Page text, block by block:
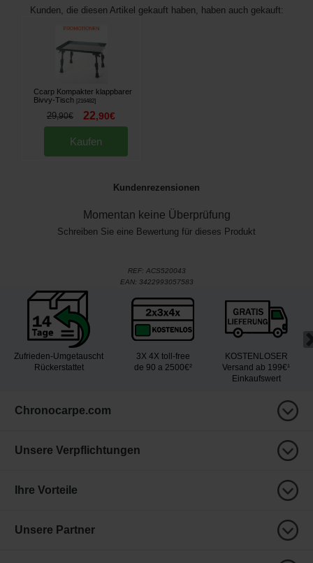
Kunden, die diesen Artikel gekauft haben, haben auch gekauft:
Ccarp Kompakter klappbarer
Bivvy-Tisch [216482]
29,90€ 22,90€
Kaufen
Kundenrezensionen
Momentan keine Überprüfung
Schreiben Sie eine Bewertung für dieses Produkt
REF: ACS520043
EAN: 3422993057583
Zufrieden-Umgetauscht
Rückerstattet
3X 4X toll-free
de 90 a 2500€²
KOSTENLOSER
Versand ab 199€¹
Einkaufswert
Chronocarpe.com
Unsere Verpflichtungen
Ihre Vorteile
Unsere Partner